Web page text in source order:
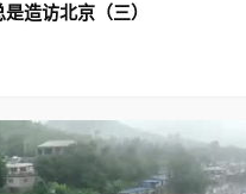
造访北京（三）